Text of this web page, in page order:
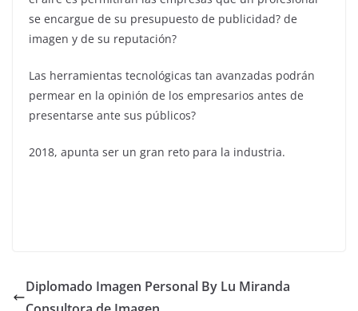
se encargue de su presupuesto de publicidad? de
imagen y de su reputación?
Las herramientas tecnológicas tan avanzadas podrán
permear en la opinión de los empresarios antes de
presentarse ante sus públicos?
2018, apunta ser un gran reto para la industria.
Diplomado Imagen Personal By Lu Miranda